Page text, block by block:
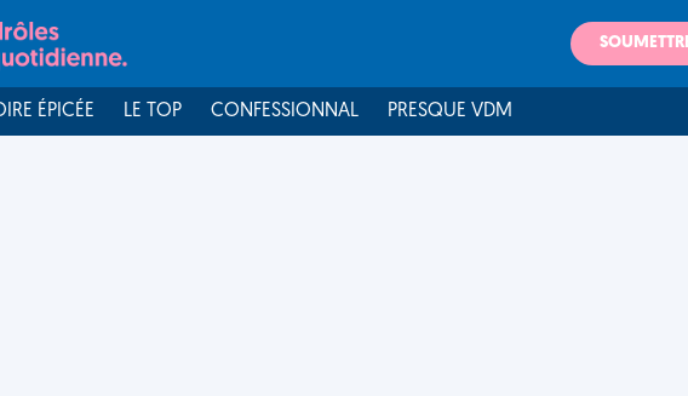
ÉPICÉE LE TOP CONFESSIONNAL PRESQUE VDM